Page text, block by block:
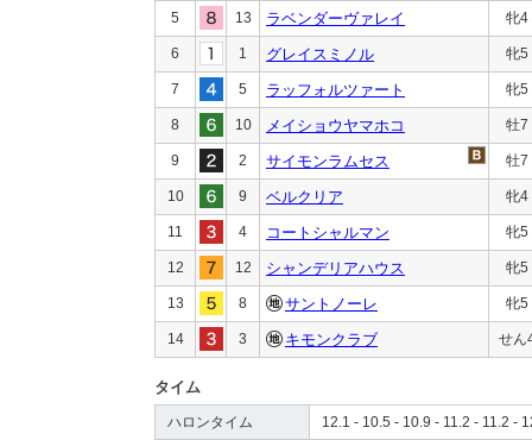
5 13 ラベンダーヴァレイ 牝4
6 1 グレイスミノル 牝5
7 5 ラッフォルツァート 牝5
8 10 メイショウヤマホコ 牡7
9 2 サイモンラムセス 牡7
10 9 ベルクリア 牝4
11 4 コートシャルマン 牝5
12 12 シャンデリアハウス 牝5
13 8 サントノーレ 牝5
14 3 キモンクラブ せん
タイム
ハロンタイム 12.1 - 10.5 - 10.9 - 11.2 - 11.2 -